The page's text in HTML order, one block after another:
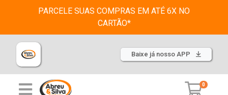
PARCELE SUAS COMPRAS EM ATÉ 6X NO
CARTÃO*
Baixe já nosso APP
0